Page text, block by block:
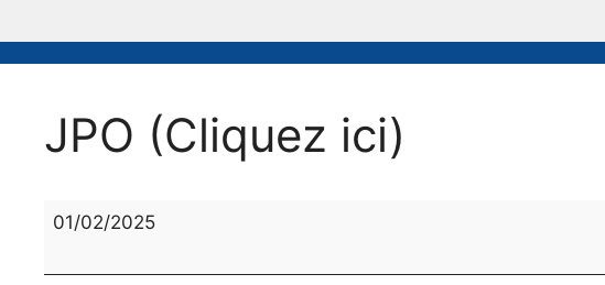
JPO (Cliquez ici)
JPO
01/02/2025